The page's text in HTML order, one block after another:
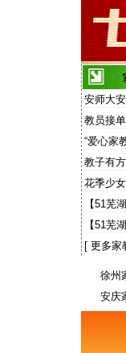
安师大
家教信息
教员接
“爱心家
教子有
龙
花季少
猫猫，
【51芜
来自农村
【51芜
意义
[ 更多家
徐州
安庆